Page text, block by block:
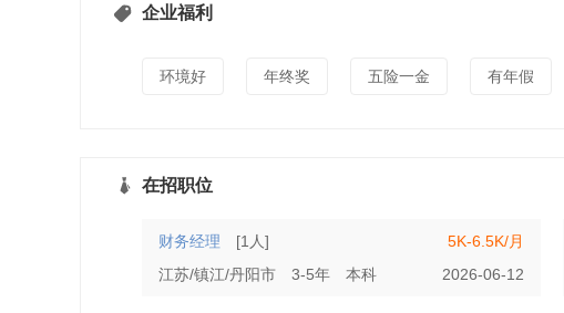
企业福利
环境好 年终奖 五险一金 有年假
在招职位
财务经理 [1人]
5K-6.5K/月
江苏/镇江/丹阳市
3-5年 本科 2026-06-12